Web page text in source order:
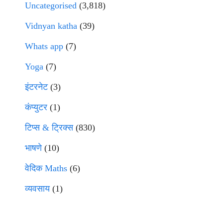
Uncategorised (3,818)
Vidnyan katha (39)
Whats app (7)
Yoga (7)
इंटरनेट(3)
कंप्युटर (1)
टिप्स & ट्रिक्स(830)
भाषणे(10)
वेदिक Maths (6)
व्यवसाय(1)